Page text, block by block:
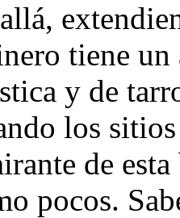
tiene un
y de
los
de
pocos.